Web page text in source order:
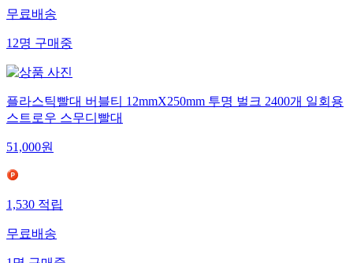
무료배송
12명구매중
플라스틱빨대 버블티 12mmX250mm 투명 벌크 2400개 일회용
스트로우 스무디빨대
51,000원
1,530적립
무료배송